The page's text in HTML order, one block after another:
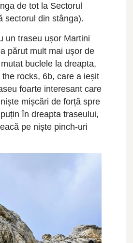
de tot la Sectorul
sectorul din stânga).
un traseu ușor Martini
părut mult mai ușor de
buclele la dreapta,
rocks, 6b, care a ieșit
foarte interesant care
mișcări de forță spre
în dreapta traseului,
pe niște pinch-uri